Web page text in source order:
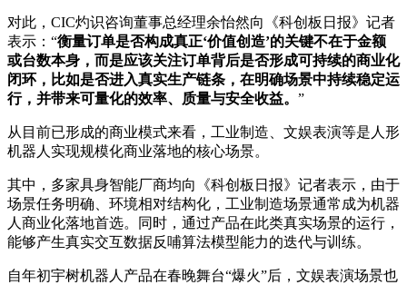
对此，CIC灼识咨询董事总经理余怡然向《科创板日报》记者
表示：“衡量订单是否构成真正‘价值创造’的关键不在于金额
或台数本身，而是应该关注订单背后是否形成可持续的商业化
闭环，比如是否进入真实生产链条，在明确场景中持续稳定运
行，并带来可量化的效率、质量与安全收益。 ”
从目前已形成的商业模式来看，工业制造、文娱表演等是人形
机器人实现规模化商业落地的核心场景。
其中，多家具身智能厂商均向《科创板日报》记者表示，由于
场景任务明确、环境相对结构化，工业制造场景通常成为机器
人商业化落地首选。同时，通过产品在此类真实场景的运行，
能够产生真实交互数据反哺算法模型能力的迭代与训练。
自年初宇树机器人产品在春晚舞台“爆火”后，文娱表演场景也